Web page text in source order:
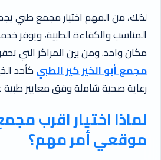
لذلك، من المهم اختيار مجمع طبي
المناسب والكفاءة الطبية، ويوفر
مكان واحد. ومن بين المراكز التي
مجمع أبو الخير كير الطبيكأحد
رعاية صحية شاملة وفق معايير طبية
لماذا اختيار اقرب
موقعي أمر مهم؟